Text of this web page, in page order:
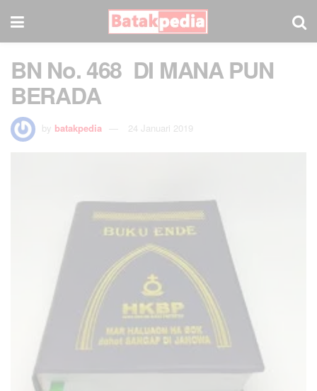
BN No. 468 DI MANA PUN
BERADA
by batakpedia 24 Januari 2019